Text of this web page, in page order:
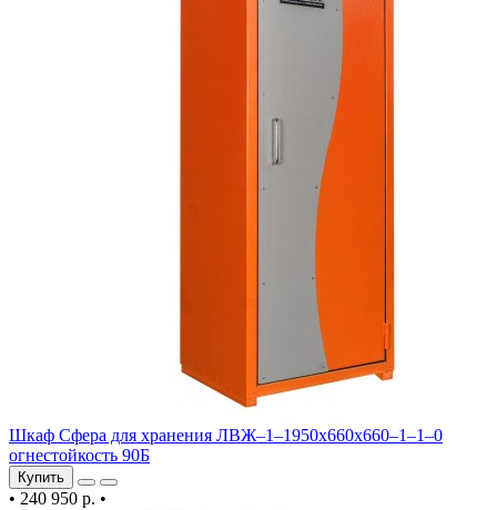
Шкаф Сфера для хранения ЛВЖ–1–1950х660х660–1–1–0
огнестойкость 90Б
Купить
• 240 950 р. •